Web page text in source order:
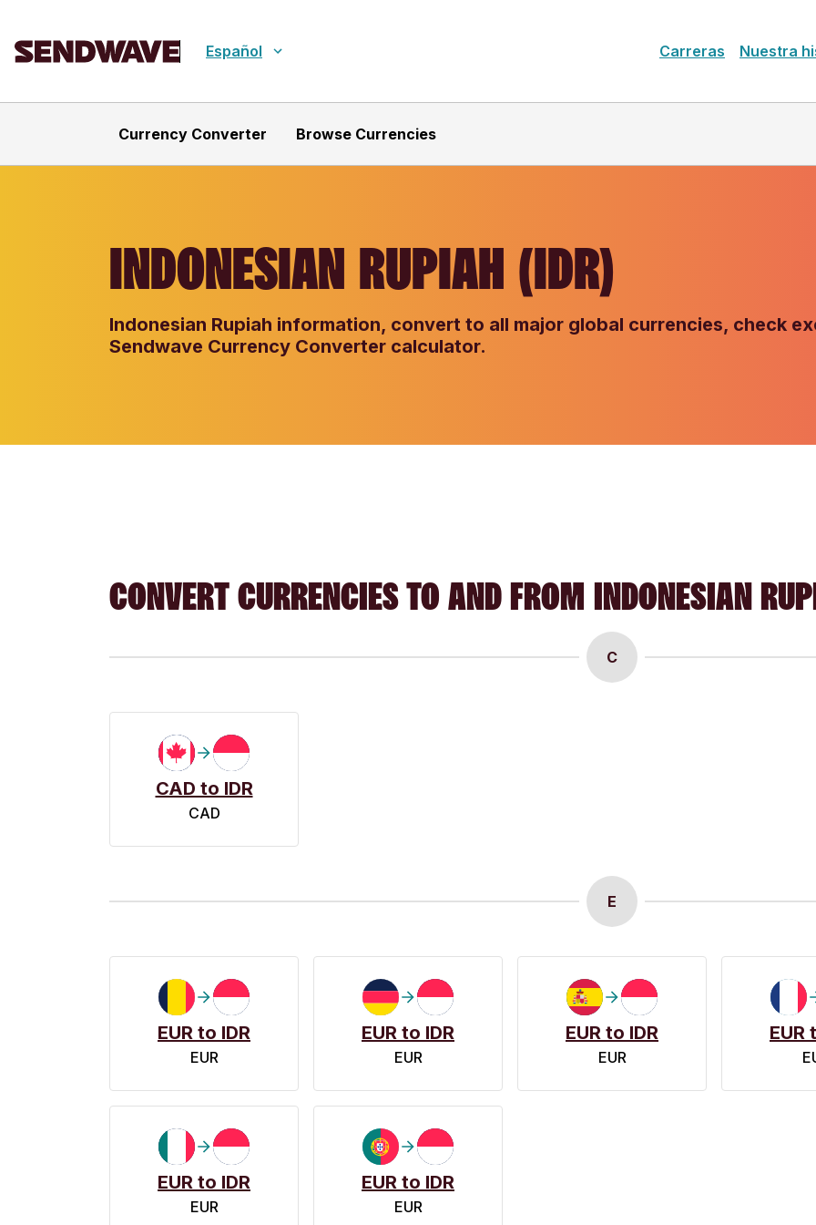
Español Carreras Nuestra
Currency Converter Browse Currencies
INDONESIAN RUPIAH (IDR)
Indonesian Rupiah information, convert to all major global currencies, check
Sendwave Currency Converter calculator.
CONVERT CURRENCIES TO AND FROM INDONESIAN
C
CAD to IDR
CAD
E
EUR to IDR
EUR
EUR to IDR
EUR
EUR to IDR
EUR
EUR
EUR to IDR
EUR
EUR to IDR
EUR